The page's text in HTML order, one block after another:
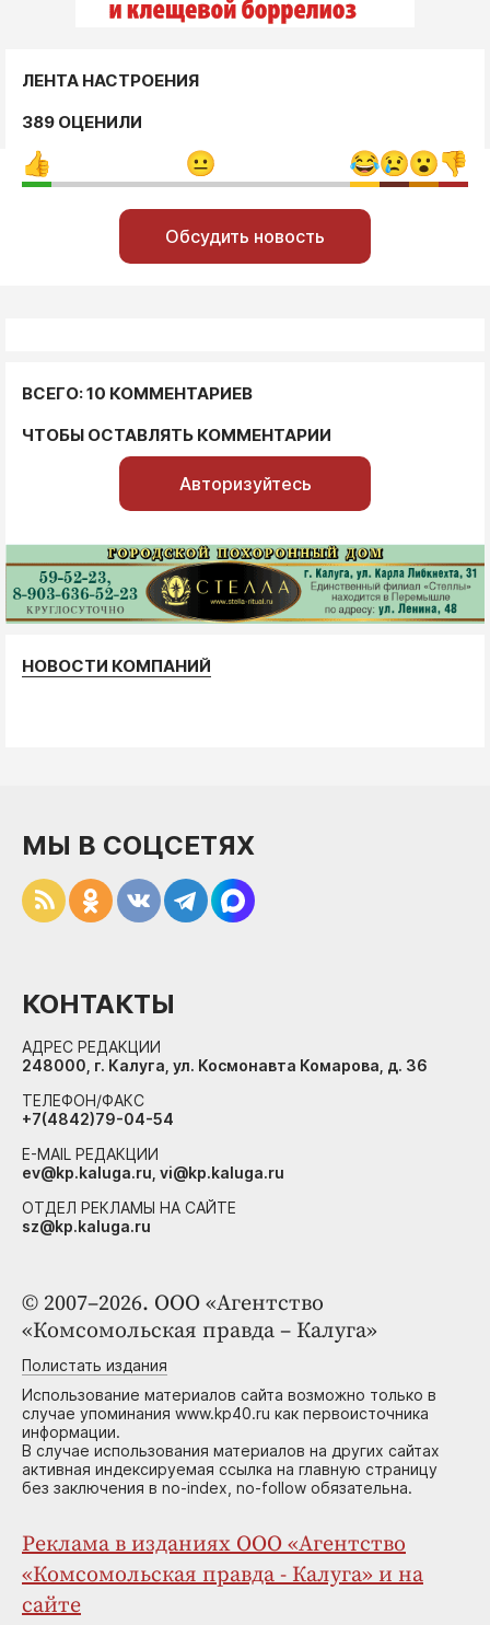
ЛЕНТА НАСТРОЕНИЯ
389 ОЦЕНИЛИ
Обсудить новость
ВСЕГО: 10 КОММЕНТАРИЕВ
ЧТОБЫ ОСТАВЛЯТЬ КОММЕНТАРИИ
Авторизуйтесь
НОВОСТИ КОМПАНИЙ
© 2007–2026. ООО «Агентство
«Комсомольская правда – Калуга»
Полистать издания
Использование материалов сайта возможно только в
случае упоминания www.kp40.ru как первоисточника
информации.
В случае использования материалов на других сайтах
активная индексируемая ссылка на главную страницу
без заключения в no-index, no-follow обязательна.
Реклама в изданиях ООО «Агентство
«Комсомольская правда - Калуга» и на
сайте
МЫ В СОЦСЕТЯХ
КОНТАКТЫ
АДРЕС РЕДАКЦИИ
248000, г. Калуга, ул. Космонавта Комарова, д. 36
ТЕЛЕФОН/ФАКС
+7(4842)79-04-54
E-MAIL РЕДАКЦИИ
ev@kp.kaluga.ru, vi@kp.kaluga.ru
ОТДЕЛ РЕКЛАМЫ НА САЙТЕ
sz@kp.kaluga.ru